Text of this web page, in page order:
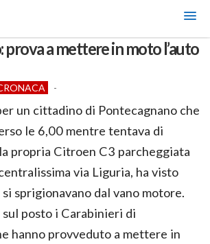
prova a mettere in moto l’auto
-
un cittadino di Pontecagnano che
le 6,00 mentre tentava di
propria Citroen C3 parcheggiata
via Liguria, ha visto
sprigionavano dal vano motore.
posto i Carabinieri di
hanno provveduto a mettere in